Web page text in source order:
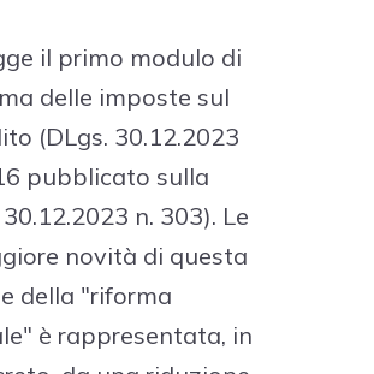
il primo modulo di
delle imposte sul
(DLgs. 30.12.2023
pubblicato sulla
30.12.2023 n. 303). Le
novità di questa
della "riforma
è rappresentata, in